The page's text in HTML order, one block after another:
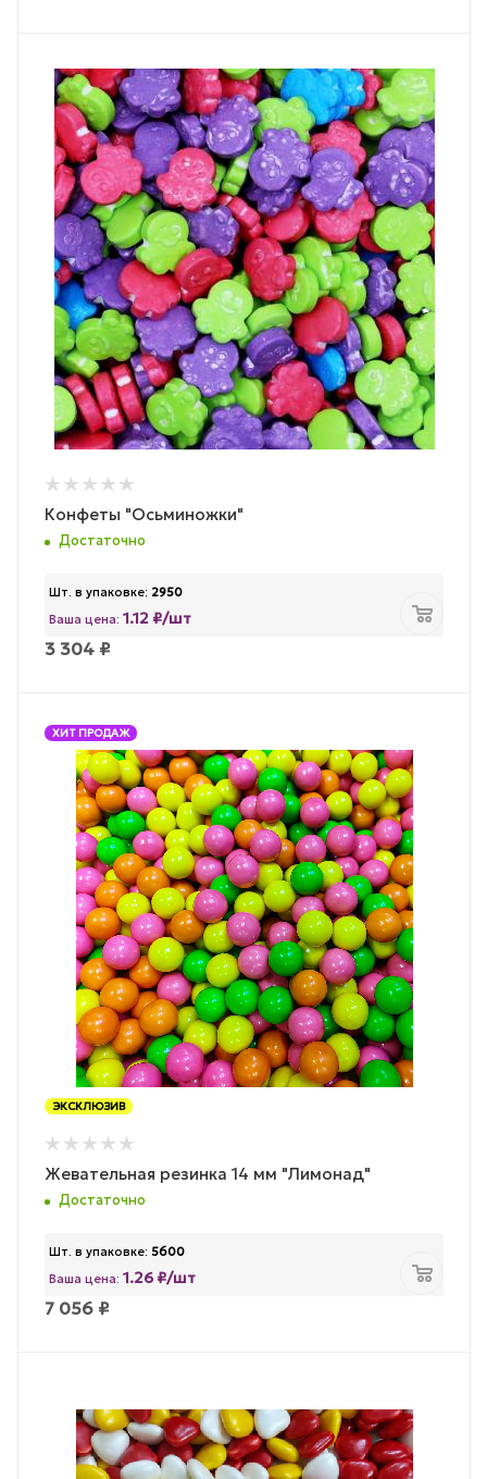
Конфеты "Осьминожки"
Достаточно
Шт. в упаковке: 2950
Ваша цена: 1.12 ₽/шт
3 304 ₽
ХИТ ПРОДАЖ
ЭКСКЛЮЗИВ
Жевательная резинка 14 мм "Лимонад"
Достаточно
Шт. в упаковке: 5600
Ваша цена: 1.26 ₽/шт
7 056 ₽